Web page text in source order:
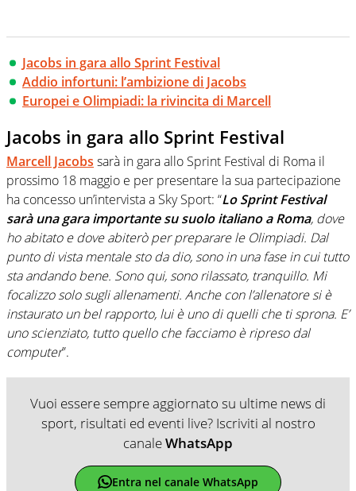
Jacobs in gara allo Sprint Festival
Addio infortuni: l’ambizione di Jacobs
Europei e Olimpiadi: la rivincita di Marcell
Jacobs in gara allo Sprint Festival
Marcell Jacobs sarà in gara allo Sprint Festival di Roma il
prossimo 18 maggio e per presentare la sua partecipazione
ha concesso un’intervista a Sky Sport: “Lo Sprint Festival
sarà una gara importante su suolo italiano a Roma, dove
ho abitato e dove abiterò per preparare le Olimpiadi. Dal
punto di vista mentale sto da dio, sono in una fase in cui tutto
sta andando bene. Sono qui, sono rilassato, tranquillo. Mi
focalizzo solo sugli allenamenti. Anche con l’allenatore si è
instaurato un bel rapporto, lui è uno di quelli che ti sprona. E’
uno scienziato, tutto quello che facciamo è ripreso dal
computer”.
Vuoi essere sempre aggiornato su ultime news di
sport, risultati ed eventi live? Iscriviti al nostro
canaleWhatsApp
Entra nel canale WhatsApp